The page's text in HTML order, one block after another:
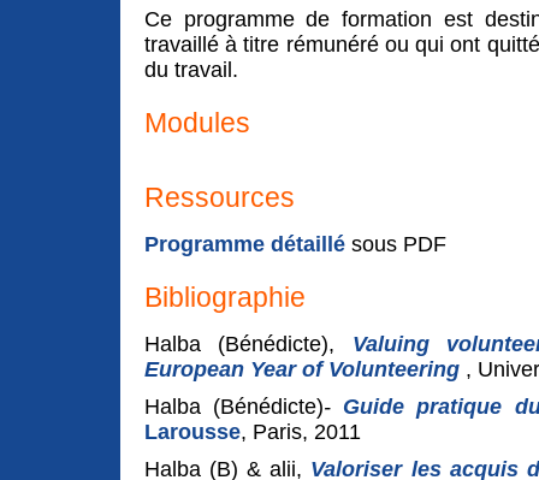
Ce programme de formation est
travaillé à titre rémunéré ou qui ont
du travail.
Modules
Ressources
Programme détaillé sous PDF
Bibliographie
Halba (Bénédicte), Valuing
European Year of Volunteering ,
Halba (Bénédicte)- Guide pratique
Larousse, Paris, 2011
Halba (B) & alii, Valoriser les acquis